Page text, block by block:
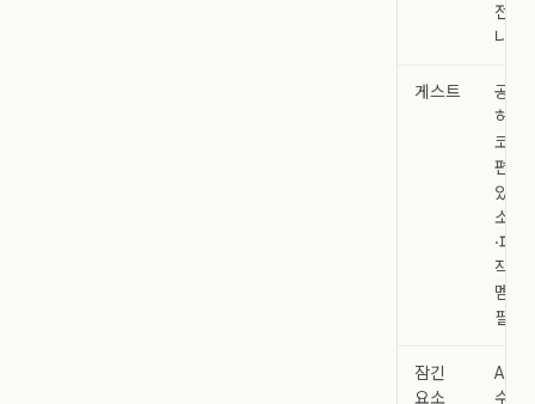
전체
나타
게스트
공유
허용
코멘
편집
있으
소유
·파일
작업
멤버
필요
잠긴
요소
수 있